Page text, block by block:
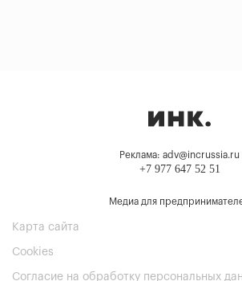
Реклама: adv@incrussia.ru
+7 977 647 52 51
Медиа для
Карта сайта
Cookies
Согласие на обработку персональных